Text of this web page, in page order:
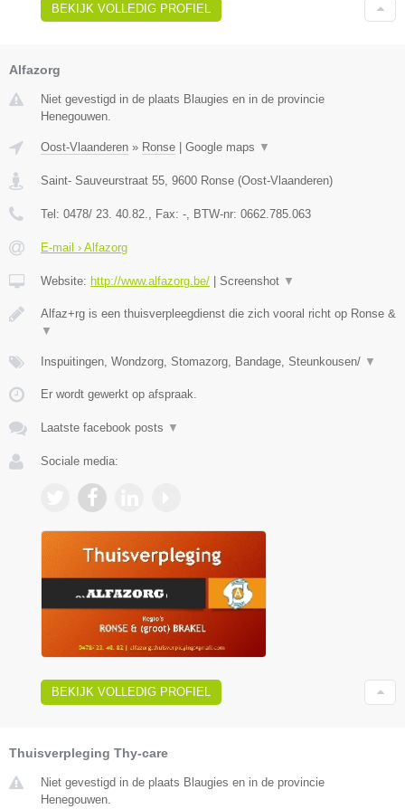
BEKIJK VOLLEDIG PROFIEL
Alfazorg
Niet gevestigd in de plaats Blaugies en in de provincie
Henegouwen.
Oost-Vlaanderen » Ronse Google maps ▼
Saint- Sauveurstraat 55 9600 Ronse (Oost-Vlaanderen)
Tel: 0478/ 23. 40.82. , Fax: - , BTW-nr: 0662.785.063
E-mail › Alfazorg
Website: http://www.alfazorg.be/ Screenshot ▼
Alfaz+rg is een thuisverpleegdienst die zich vooral richt op Ronse &
▼
Inspuitingen, Wondzorg, Stomazorg, Bandage, Steunkousen/ ▼
Er wordt gewerkt op afspraak.
Laatste facebook posts ▼
Sociale media:
BEKIJK VOLLEDIG PROFIEL
Thuisverpleging Thy-care
Niet gevestigd in de plaats Blaugies en in de provincie
Henegouwen.